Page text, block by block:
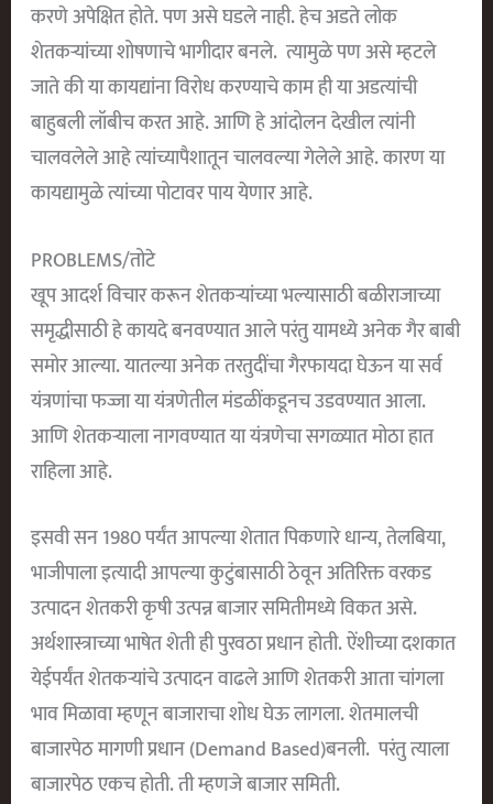
करणे अपेक्षित होते. पण असे घडले नाही. हेच अडते लोक
शेतकऱ्यांच्या शोषणाचे भागीदार बनले. त्यामुळे पण असे म्हटले
जाते की या कायद्यांना विरोध करण्याचे काम ही या अडत्यांची
बाहुबली लॉबीच करत आहे. आणि हे आंदोलन देखील त्यांनी
चालवलेले आहे त्यांच्यापैशातून चालवल्या गेलेले आहे. कारण या
कायद्यामुळे त्यांच्या पोटावर पाय येणार आहे.
PROBLEMS/तोटे
खूप आदर्श विचार करून शेतकऱ्यांच्या भल्यासाठी बळीराजाच्या
समृद्धीसाठी हे कायदे बनवण्यात आले परंतु यामध्ये अनेक गैर बाबी
समोर आल्या. यातल्या अनेक तरतुदींचा गैरफायदा घेऊन या सर्व
यंत्रणांचा फज्जा या यंत्रणेतील मंडळींकडूनच उडवण्यात आला.
आणि शेतकऱ्याला नागवण्यात या यंत्रणेचा सगळ्यात मोठा हात
राहिला आहे.
इसवी सन 1980 पर्यंत आपल्या शेतात पिकणारे धान्य, तेलबिया,
भाजीपाला इत्यादी आपल्या कुटुंबासाठी ठेवून अतिरिक्त वरकड
उत्पादन शेतकरी कृषी उत्पन्न बाजार समितीमध्ये विकत असे.
अर्थशास्त्राच्या भाषेत शेती ही पुरवठा प्रधान होती. ऐंशीच्या दशकात
येईपर्यंत शेतकऱ्यांचे उत्पादन वाढले आणि शेतकरी आता चांगला
भाव मिळावा म्हणून बाजाराचा शोध घेऊ लागला. शेतमालची
बाजारपेठ मागणी प्रधान (Demand Based)बनली. परंतु त्याला
बाजारपेठ एकच होती. ती म्हणजे बाजार समिती.